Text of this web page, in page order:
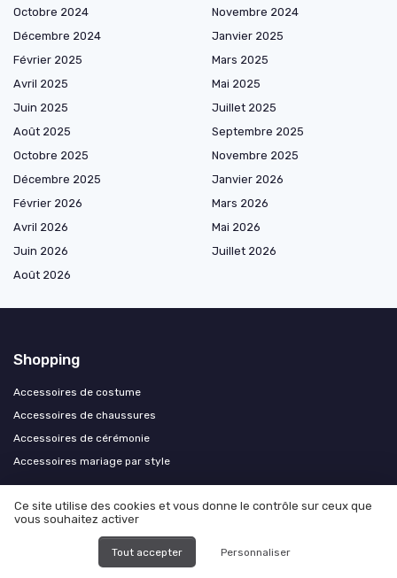
Octobre 2024
Novembre 2024
Décembre 2024
Janvier 2025
Février 2025
Mars 2025
Avril 2025
Mai 2025
Juin 2025
Juillet 2025
Août 2025
Septembre 2025
Octobre 2025
Novembre 2025
Décembre 2025
Janvier 2026
Février 2026
Mars 2026
Avril 2026
Mai 2026
Juin 2026
Juillet 2026
Août 2026
Shopping
Accessoires de costume
Accessoires de chaussures
Accessoires de cérémonie
Accessoires mariage par style
Les plus lus
Location costume mariage tarif : ce qu'il faut savoir
Choisir le costume de mariage parfait chez Celio
Ce site utilise des cookies et vous donne le contrôle sur ceux que
vous souhaitez activer
Tout accepter Personnaliser